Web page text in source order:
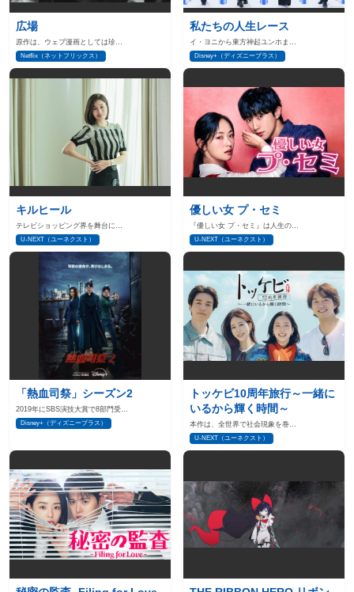
広場
原作は、ウェブ漫画としては珍…
Netflix（ネットフリックス）
私たちの人生レース
イ・ヨニから東方神起ユンホま…
Disney+（ディズニープラス）
キルヒール
テレビショッピング界を舞台に…
U-NEXT（ユーネクスト）
優しい女 プ・セミ
『優しい女 プ・セミ』は人生の…
U-NEXT（ユーネクスト）
「熱血司祭」シーズン2
2019年にSBS演技大賞で8部門受…
Disney+（ディズニープラス）
トッケビ10周年旅行～一緒に
いるから輝く時間～
本作は、全世界で社会現象を巻…
U-NEXT（ユーネクスト）